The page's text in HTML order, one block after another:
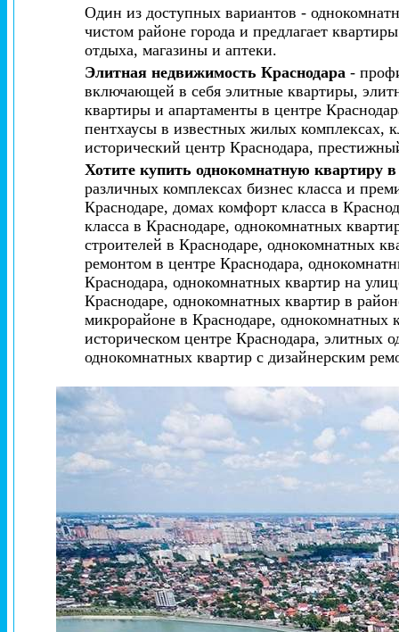
Один из доступных вариантов -
чистом районе города и предлагает
отдыха, магазины и аптеки.
Элитная недвижимость Краснодара-
включающей в себя элитные квартиры,
квартиры и апартаменты в центре
пентхаусы в известных жилых
исторический центр Краснодара,
Хотите купить однокомнатную квартиру в
различных комплексах бизнес класса и
Краснодаре, домах комфорт класса в
класса в Краснодаре, однокомнатных
строителей в Краснодаре, однокомнатных
ремонтом в центре Краснодара,
Краснодара, однокомнатных квартир на
Краснодаре, однокомнатных квартир в
микрорайоне в Краснодаре,
историческом центре Краснодара, элитных
однокомнатных квартир с дизайнерским